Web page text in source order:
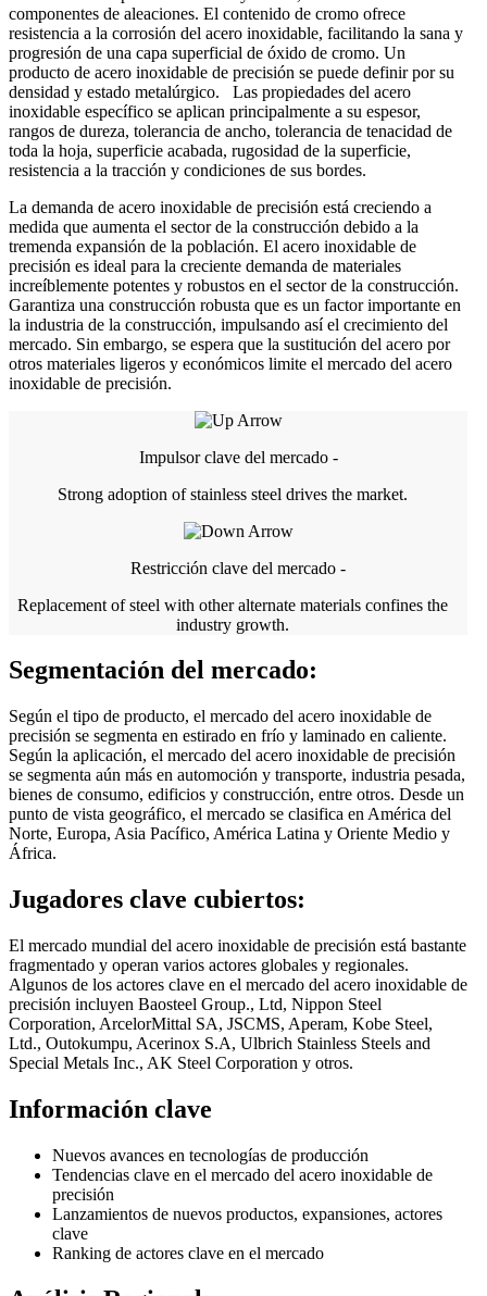
componentes de aleaciones. El contenido de cromo ofrece
resistencia a la corrosión del acero inoxidable, facilitando la sana y
progresión de una capa superficial de óxido de cromo. Un
producto de acero inoxidable de precisión se puede definir por su
densidad y estado metalúrgico. Las propiedades del acero
inoxidable específico se aplican principalmente a su espesor,
rangos de dureza, tolerancia de ancho, tolerancia de tenacidad de
toda la hoja, superficie acabada, rugosidad de la superficie,
resistencia a la tracción y condiciones de sus bordes.
La demanda de acero inoxidable de precisión está creciendo a
medida que aumenta el sector de la construcción debido a la
tremenda expansión de la población. El acero inoxidable de
precisión es ideal para la creciente demanda de materiales
increíblemente potentes y robustos en el sector de la construcción.
Garantiza una construcción robusta que es un factor importante en
la industria de la construcción, impulsando así el crecimiento del
mercado. Sin embargo, se espera que la sustitución del acero por
otros materiales ligeros y económicos limite el mercado del acero
inoxidable de precisión.
Impulsor clave del mercado -
Strong adoption of stainless steel drives the market.
Restricción clave del mercado -
Replacement of steel with other alternate materials confines the
industry growth.
Segmentación del mercado:
Según el tipo de producto, el mercado del acero inoxidable de
precisión se segmenta en estirado en frío y laminado en caliente.
Según la aplicación, el mercado del acero inoxidable de precisión
se segmenta aún más en automoción y transporte, industria pesada,
bienes de consumo, edificios y construcción, entre otros. Desde un
punto de vista geográfico, el mercado se clasifica en América del
Norte, Europa, Asia Pacífico, América Latina y Oriente Medio y
África.
Jugadores clave cubiertos:
El mercado mundial del acero inoxidable de precisión está bastante
fragmentado y operan varios actores globales y regionales.
Algunos de los actores clave en el mercado del acero inoxidable de
precisión incluyen Baosteel Group., Ltd, Nippon Steel
Corporation, ArcelorMittal SA, JSCMS, Aperam, Kobe Steel,
Ltd., Outokumpu, Acerinox S.A, Ulbrich Stainless Steels and
Special Metals Inc., AK Steel Corporation y otros.
Información clave
Nuevos avances en tecnologías de producción
Tendencias clave en el mercado del acero inoxidable de
precisión
Lanzamientos de nuevos productos, expansiones, actores
clave
Ranking de actores clave en el mercado